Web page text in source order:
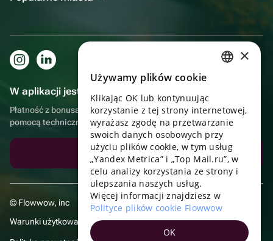
W aplikacji jest to jeszcze wygodniejsze!
Płatność z bonusami, samodzielna dostawa, wygodny czat z
pomocą techniczną
Pobierz aplikację
© Flowwow, inc
Warunki użytkowania
UKRAINIAN
PORTUGUESE
SPANISH
×
Używamy plików cookie
Klikając OK lub kontynuując
korzystanie z tej strony internetowej,
wyrażasz zgodę na przetwarzanie
swoich danych osobowych przy
użyciu plików cookie, w tym usług
„Yandex Metrica” i „Top Mail.ru”, w
celu analizy korzystania ze strony i
ulepszania naszych usług.
Więcej informacji znajdziesz w
Polityce plików cookie Flowwow
OK